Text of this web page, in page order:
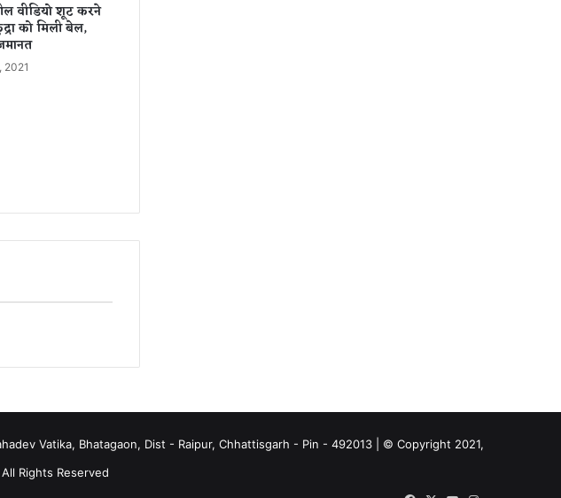
वीडियो शूट करने
को मिली बेल,
2021
Vatika, Bhatagaon, Dist - Raipur, Chhattisgarh - Pin - 492013 | © Copyright 2021,
Rights Reserved